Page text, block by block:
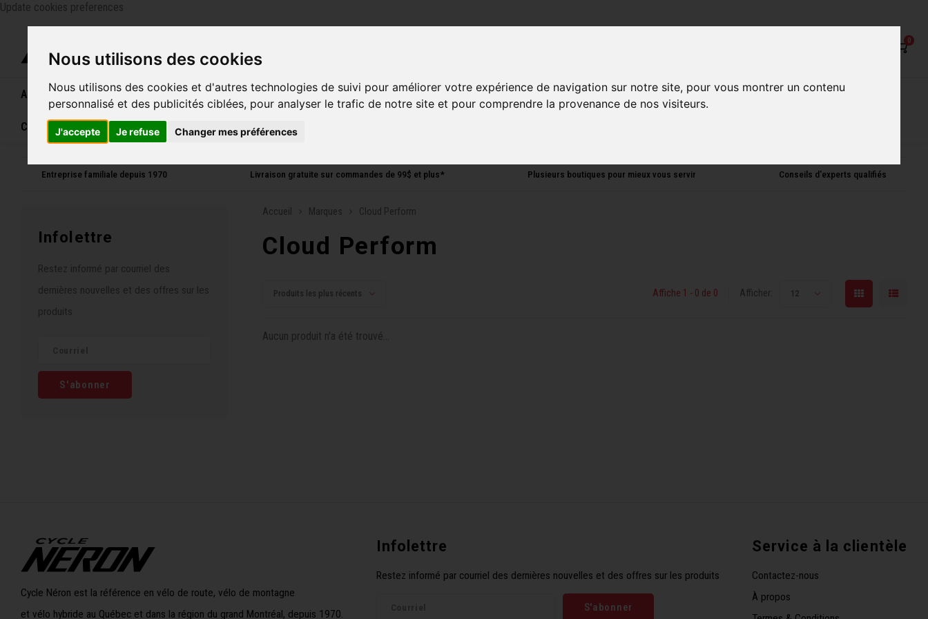
Nous utilisons des cookies
Nous utilisons des cookies et d'autres technologies de suivi pour améliorer votre expérience de navigation sur notre site, pour vous montrer un contenu
personnalisé et des publicités ciblées, pour analyser le trafic de notre site et pour comprendre la provenance de nos visiteurs.
J'accepte Je refuse Changer mes préférences
Update cookies preferences
0
Accueil Vélos Souliers Casques Femme Homme Accessoires Composantes Liquidation Nos Services Nos boutiques
Carte cadeau
Entreprise familiale depuis 1970 Livraison gratuite sur commandes de 99$ et plus* Plusieurs boutiques pour mieux vous servir Conseils d'experts qualifiés
Infolettre
Restez informé par courriel des
dernières nouvelles et des offres sur les
produits
S'abonner
Accueil Marques Cloud Perform
Cloud Perform
Produits les plus récents Affiche 1 - 0 de 0 Afficher: 12
Aucun produit n'a été trouvé...
Cycle Néron est la référence en vélo de route, vélo de montagne
et vélo hybride au Québec et dans la région du grand Montréal, depuis 1970.
Infolettre
Restez informé par courriel des dernières nouvelles et des offres sur les produits
S'abonner
Service à la clientèle
Contactez-nous
À propos